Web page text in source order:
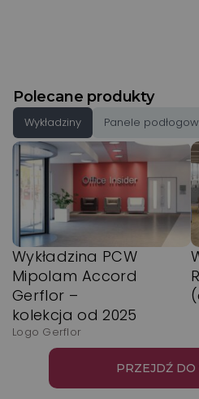
Polecane produkty
Wykładziny Panele
Wykładzina PCW
Mipolam Accord
Gerflor –
kolekcja od 2025
Logo Gerflor
PRZEJDŹ DO